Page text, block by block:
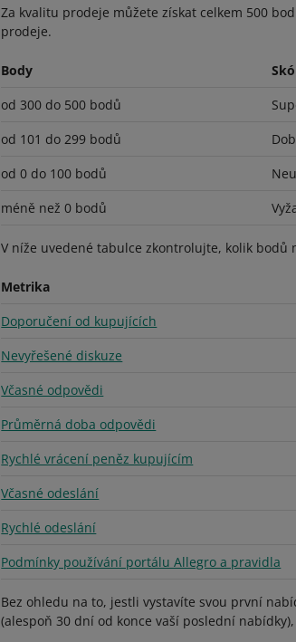
Za kvalitu prodeje můžete získat celkem 500
prodeje.
Body
od 300 do 500 bodů
od 101 do 299 bodů
od 0 do 100 bodů
méně než 0 bodů
V níže uvedené tabulce zkontrolujte, kolik bodů
Metrika
Doporučení od kupujících
Nevyřešené diskuze
Včasné odpovědi
Průměrná doba odpovědi
Rychlé vrácení peněz kupujícím
Včasné odeslání
Rychlé odeslání
Podmínky používání portálu Allegro a pravidla
Bez ohledu na to, jestli vystavíte svou první
(alespoň 30 dní od konce vaší poslední